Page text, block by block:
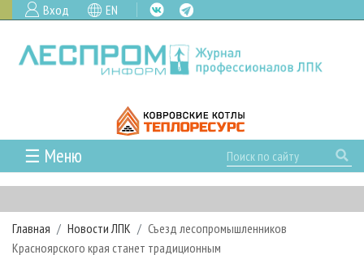
Вход EN
☰ Меню
ГЛАВНАЯ
РУБРИКИ И ТЕМЫ
РУБРИКИ ЖУРНАЛА
НОВОСТИ
Главная Новости ЛПК
Съезд лесопромышленников
Красноярского края станет традиционным